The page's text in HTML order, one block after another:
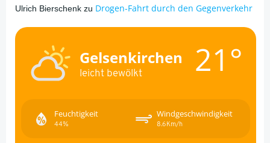
Ulrich Bierschenk zu Drogen-Fahrt durch den Gegenverkehr
Gelsenkirchen
leicht bewölkt 21°
Feuchtigkeit
44%
Windgeschwindigkeit
8.6Km/h